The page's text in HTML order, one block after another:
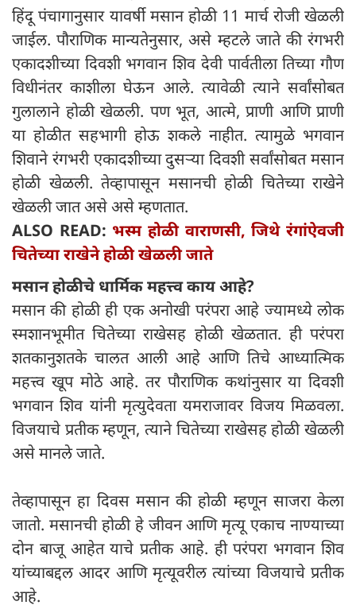
हिंदू पंचागानुसार यावर्षी मसान होळी 11 मार्च रोजी खेळली
जाईल. पौराणिक मान्यतेनुसार, असे म्हटले जाते की रंगभरी
एकादशीच्या दिवशी भगवान शिव देवी पार्वतीला तिच्या गौण
विधीनंतर काशीला घेऊन आले. त्यावेळी त्याने सर्वांसोबत
गुलालाने होळी खेळली. पण भूत, आत्मे, प्राणी आणि प्राणी
या होळीत सहभागी होऊ शकले नाहीत. त्यामुळे भगवान
शिवाने रंगभरी एकादशीच्या दुसऱ्या दिवशी सर्वांसोबत मसान
होळी खेळली. तेव्हापासून मसानची होळी चितेच्या राखेने
खेळली जात असे असे म्हणतात.
ALSO READ: भस्म होळी वाराणसी, जिथे रंगांऐवजी
चितेच्या राखेने होळी खेळली जाते
मसान होळीचे धार्मिक महत्त्व काय आहे?
मसान की होळी ही एक अनोखी परंपरा आहे ज्यामध्ये लोक
स्मशानभूमीत चितेच्या राखेसह होळी खेळतात. ही परंपरा
शतकानुशतके चालत आली आहे आणि तिचे आध्यात्मिक
महत्त्व खूप मोठे आहे. तर पौराणिक कथांनुसार या दिवशी
भगवान शिव यांनी मृत्युदेवता यमराजावर विजय मिळवला.
विजयाचे प्रतीक म्हणून, त्याने चितेच्या राखेसह होळी खेळली
असे मानले जाते.
तेव्हापासून हा दिवस मसान की होळी म्हणून साजरा केला
जातो. मसानची होळी हे जीवन आणि मृत्यू एकाच नाण्याच्या
दोन बाजू आहेत याचे प्रतीक आहे. ही परंपरा भगवान शिव
यांच्याबद्दल आदर आणि मृत्यूवरील त्यांच्या विजयाचे प्रतीक
आहे.